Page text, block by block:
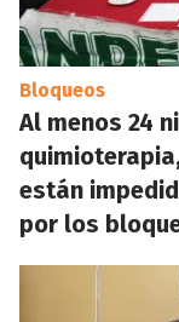
Bloqueos
Al menos 24
están
por los